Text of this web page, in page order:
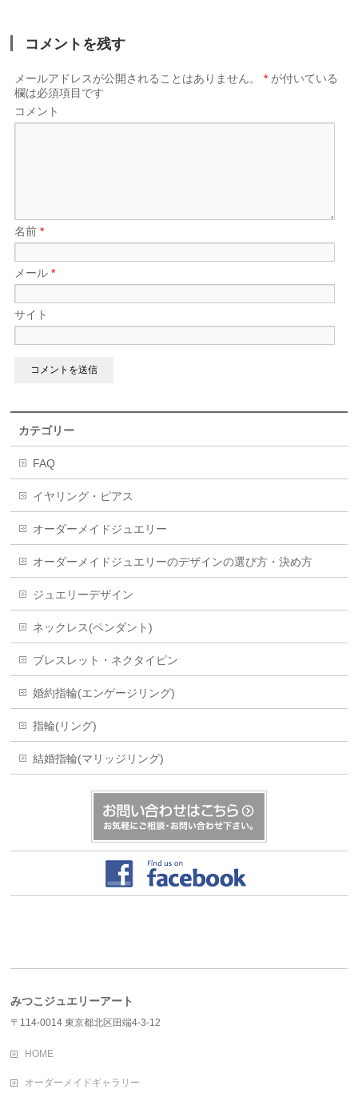
コメントを残す
メールアドレスが公開されることはありません。 * が付いている
欄は必須項目です
コメント
名前*
メール*
サイト
カテゴリー
FAQ
イヤリング・ピアス
オーダーメイドジュエリー
オーダーメイドジュエリーのデザインの選び方・決め方
ジュエリーデザイン
ネックレス(ペンダント)
ブレスレット・ネクタイピン
婚約指輪(エンゲージリング)
指輪(リング)
結婚指輪(マリッジリング)
みつこジュエリーアート
〒114-0014 東京都北区田端4-3-12
HOME
オーダーメイドギャラリー